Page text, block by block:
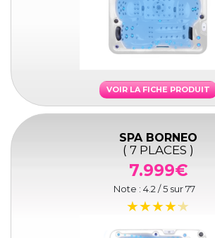
VOIR LA FICHE PRODUIT
SPA BORNEO
( 7 PLACES )
7.999€
Note : 4.2 / 5 sur77